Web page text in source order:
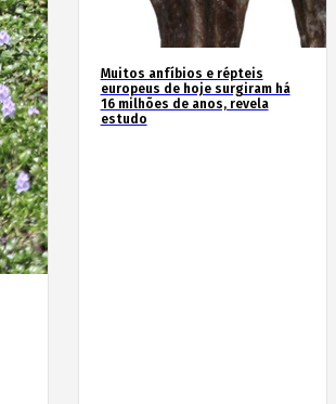
Muitos anfíbios e répteis
europeus de hoje surgiram há
16 milhões de anos, revela
estudo